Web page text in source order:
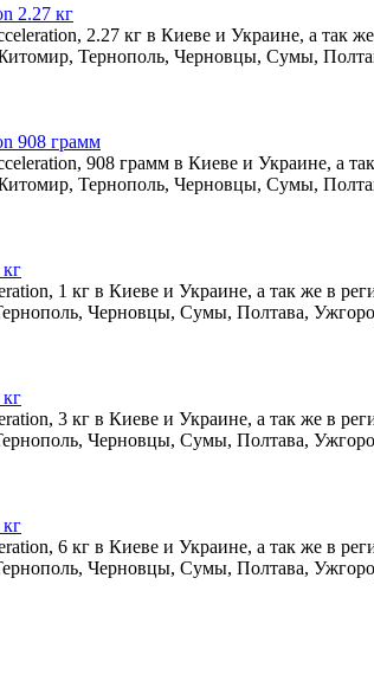
2.27 кг
2.27 кг в Киеве и Украине, а так
Тернополь, Черновцы, Сумы,
908 грамм
908 грамм в Киеве и Украине, а
Тернополь, Черновцы, Сумы,
1 кг в Киеве и Украине, а так же в
Черновцы, Сумы, Полтава,
3 кг в Киеве и Украине, а так же в
Черновцы, Сумы, Полтава,
6 кг в Киеве и Украине, а так же в
Черновцы, Сумы, Полтава,